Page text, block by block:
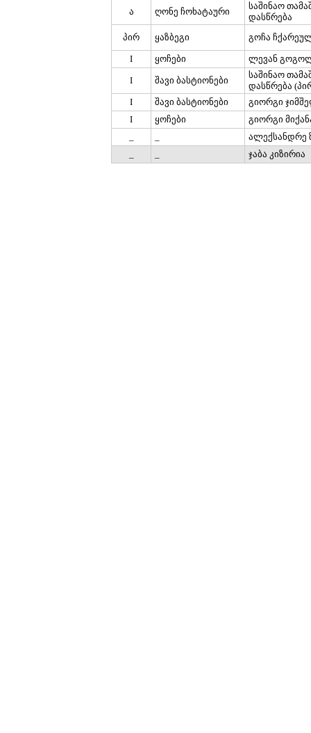
ა ღონე ჩოხატაური
საშინაო
დასწრება
პირ
ყაზბეგი გოჩა
I ყოჩები ლევან
I შავი ბასტიონები
საშინაო
დასწრება
I
შავი ბასტიონები
გიორგი
I
ყოჩები
გიორგი
ალექსანდრე
ჯაბა კიზირია